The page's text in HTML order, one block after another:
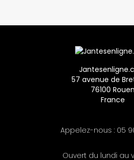
57 avenue de
76100 Rouen
France
Appelez-nous : 05
Ouvert du lundi au